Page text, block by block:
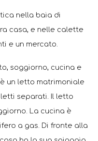
nella baia di
casa, e nelle calette
e un mercato.
soggiorno, cucina e
un letto matrimoniale
letti separati. Il letto
La cucina è
a gas. Di fronte alla